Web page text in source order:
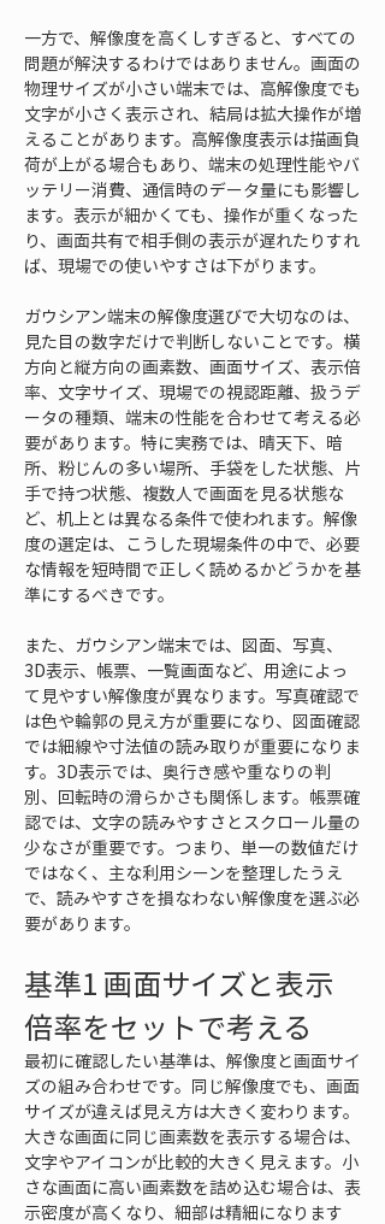
一方で、解像度を高くしすぎると、すべての
問題が解決するわけではありません。画面の
物理サイズが小さい端末では、高解像度でも
文字が小さく表示され、結局は拡大操作が増
えることがあります。高解像度表示は描画負
荷が上がる場合もあり、端末の処理性能やバ
ッテリー消費、通信時のデータ量にも影響し
ます。表示が細かくても、操作が重くなった
り、画面共有で相手側の表示が遅れたりすれ
ば、現場での使いやすさは下がります。
ガウシアン端末の解像度選びで大切なのは、
見た目の数字だけで判断しないことです。横
方向と縦方向の画素数、画面サイズ、表示倍
率、文字サイズ、現場での視認距離、扱うデ
ータの種類、端末の性能を合わせて考える必
要があります。特に実務では、晴天下、暗
所、粉じんの多い場所、手袋をした状態、片
手で持つ状態、複数人で画面を見る状態な
ど、机上とは異なる条件で使われます。解像
度の選定は、こうした現場条件の中で、必要
な情報を短時間で正しく読めるかどうかを基
準にするべきです。
また、ガウシアン端末では、図面、写真、
3D表示、帳票、一覧画面など、用途によっ
て見やすい解像度が異なります。写真確認で
は色や輪郭の見え方が重要になり、図面確認
では細線や寸法値の読み取りが重要になりま
す。3D表示では、奥行き感や重なりの判
別、回転時の滑らかさも関係します。帳票確
認では、文字の読みやすさとスクロール量の
少なさが重要です。つまり、単一の数値だけ
ではなく、主な利用シーンを整理したうえ
で、読みやすさを損なわない解像度を選ぶ必
要があります。
基準1 画面サイズと表示
倍率をセットで考える
最初に確認したい基準は、解像度と画面サイ
ズの組み合わせです。同じ解像度でも、画面
サイズが違えば見え方は大きく変わります。
大きな画面に同じ画素数を表示する場合は、
文字やアイコンが比較的大きく見えます。小
さな画面に高い画素数を詰め込む場合は、表
示密度が高くなり、細部は精細になります